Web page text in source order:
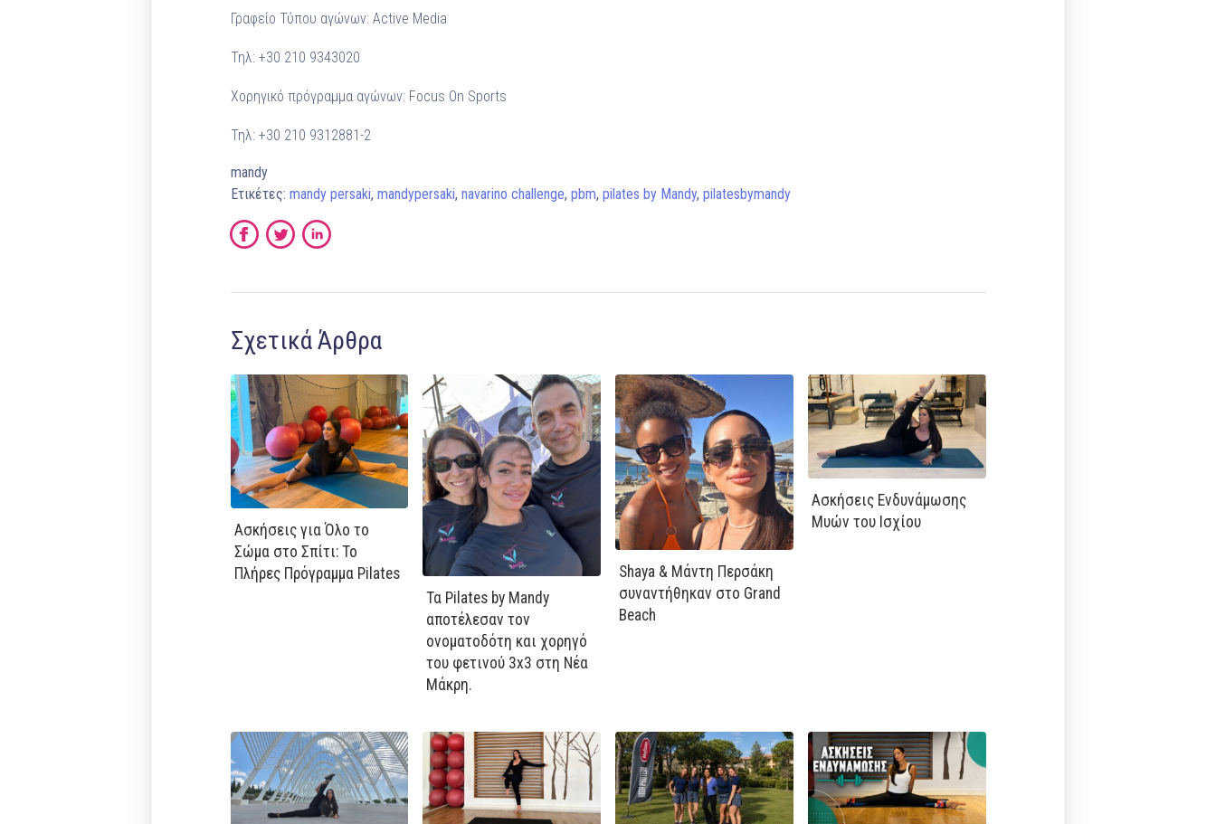
Γραφείο Τύπου αγώνων: Active Media
Τηλ: +30 210 9343020
Χορηγικό πρόγραμμα αγώνων: Focus On Sports
Τηλ: +30 210 9312881-2
mandy
Ετικέτες: mandy persaki, mandypersaki, navarino challenge, pbm, pilates by Mandy, pilatesbymandy
Σχετικά Άρθρα
Ασκήσεις για Όλο το
Σώμα στο Σπίτι: Το
Πλήρες Πρόγραμμα Pilates
Τα Pilates by Mandy
αποτέλεσαν τον
ονοματοδότη και χορηγό
του φετινού 3x3 στη Νέα
Μάκρη.
Shaya & Μάντη Περσάκη
συναντήθηκαν στο Grand
Beach
Ασκήσεις Ενδυνάμωσης
Μυών του Ισχίου